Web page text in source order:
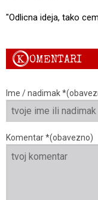
"Odlicna ideja, tako
KOMENTARI
Ime / nadimak
Komentar *(obavezno)